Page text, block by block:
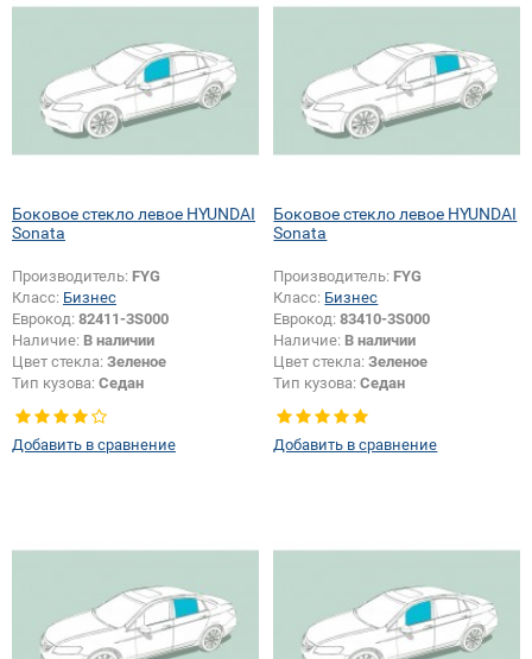
Боковое стекло левое HYUNDAI
Sonata
Производитель: FYG
Класс: Бизнес
Еврокод: 82411-3S000
Наличие: В наличии
Цвет стекла: Зеленое
Тип кузова: Седан
Добавить в сравнение
Боковое стекло левое HYUNDAI
Sonata
Производитель: FYG
Класс: Бизнес
Еврокод:83410-3S000
Наличие: В наличии
Цвет стекла:Зеленое
Тип кузова:Седан
Добавить в сравнение